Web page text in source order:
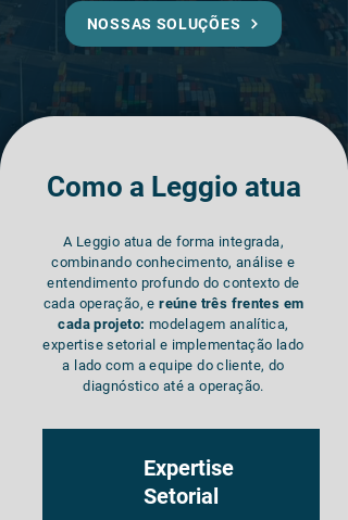
NOSSAS SOLUÇÕES
Como a Leggio atua
A Leggio atua de forma integrada,
combinando conhecimento, análise e
entendimento profundo do contexto de
cada operação, ereúne três frentes em
cada projeto: modelagem analítica,
expertise setorial e implementação lado
a lado com a equipe do cliente, do
diagnóstico até a operação.
Expertise
Setorial